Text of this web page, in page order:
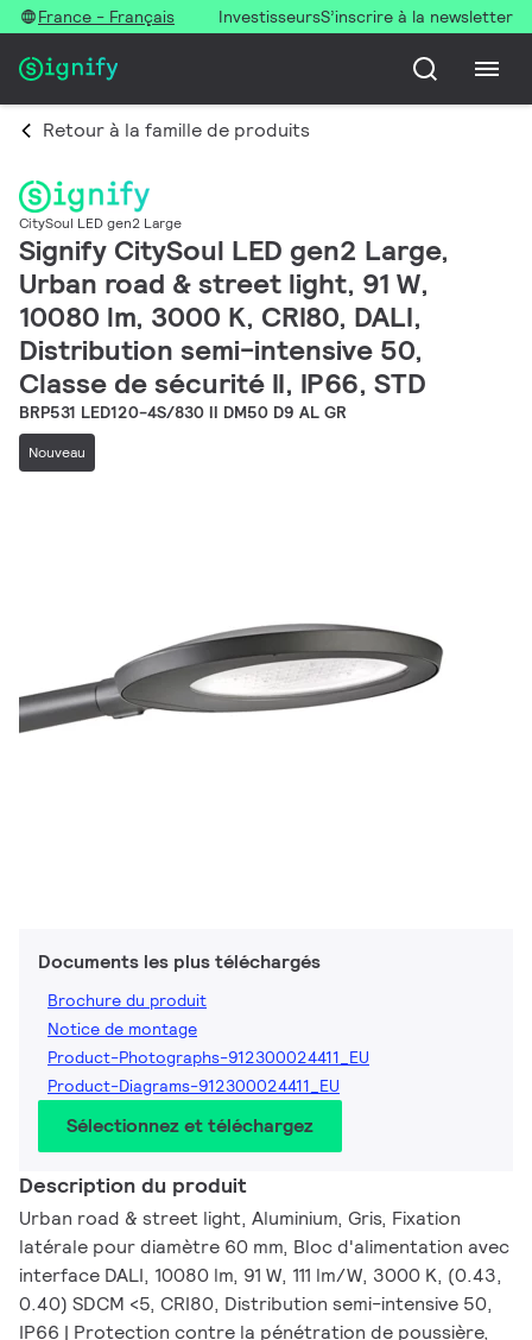
France - Français InvestisseursS’inscrire à la newsletter
Retour à la famille de produits
CitySoul LED gen2 Large
Signify CitySoul LED gen2 Large,
Urban road & street light, 91 W,
10080 lm, 3000 K, CRI80, DALI,
Distribution semi-intensive 50,
Classe de sécurité II, IP66, STD
BRP531 LED120-4S/830 II DM50 D9 AL GR
Nouveau
Documents les plus téléchargés
Brochure du produit
Notice de montage
Product-Photographs-912300024411_EU
Product-Diagrams-912300024411_EU
Sélectionnez et téléchargez
Description du produit
Urban road & street light, Aluminium, Gris, Fixation
latérale pour diamètre 60 mm, Bloc d'alimentation avec
interface DALI, 10080 lm, 91 W, 111 lm/W, 3000 K, (0.43,
0.40) SDCM <5, CRI80, Distribution semi-intensive 50,
IP66 | Protection contre la pénétration de poussière,